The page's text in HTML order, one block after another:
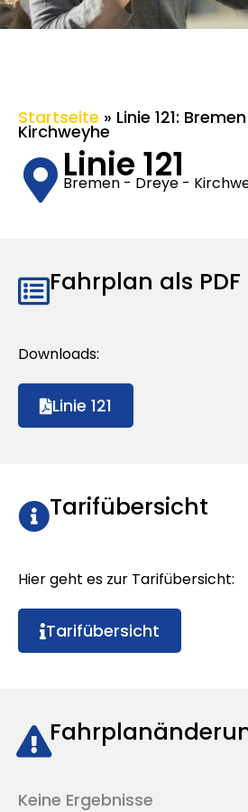
Startseite » Linie 121:
Kirchweyhe
Linie 121
Bremen - Dreye -
Fahrplan als PDF
Downloads:
Linie 121
Tarifübersicht
Hier geht es zur Tarifübersicht:
Tarifübersicht
Keine Ergebnisse